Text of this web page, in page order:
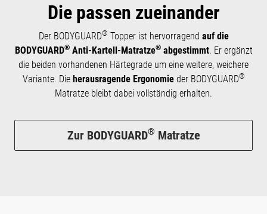
Die passen zueinander
Der BODYGUARD® Topper ist hervorragend auf die
BODYGUARD®Anti-Kartell-Matratze®abgestimmt. Er ergänzt
die beiden vorhandenen Härtegrade um eine weitere, weichere
Variante. Die herausragende Ergonomieder BODYGUARD®
Matratze bleibt dabei vollständig erhalten.
Zur BODYGUARD® Matratze